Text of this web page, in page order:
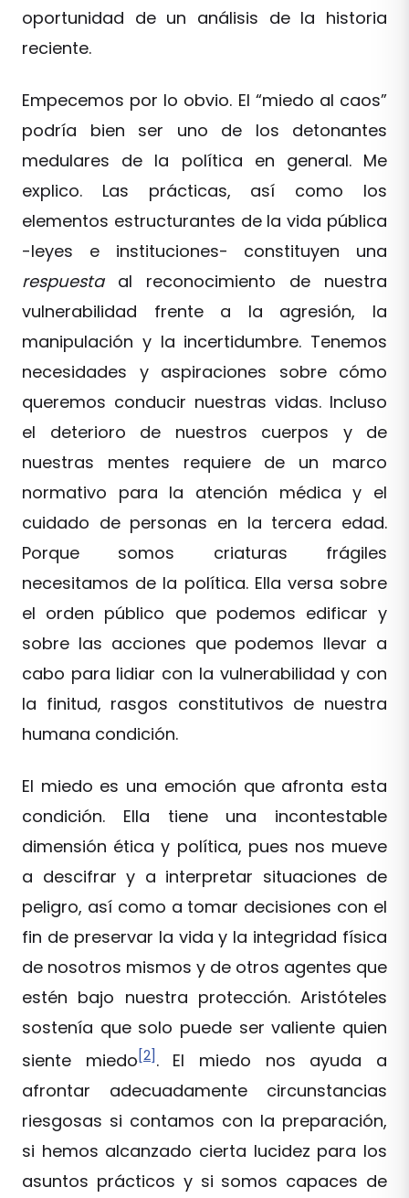
oportunidad de un análisis de la historia
reciente.
Empecemos por lo obvio. El “miedo al caos”
podría bien ser uno de los detonantes
medulares de la política en general. Me
explico. Las prácticas, así como los
elementos estructurantes de la vida pública
-leyes e instituciones- constituyen una
respuestaal reconocimiento de nuestra
vulnerabilidad frente a la agresión, la
manipulación y la incertidumbre. Tenemos
necesidades y aspiraciones sobre cómo
queremos conducir nuestras vidas. Incluso
el deterioro de nuestros cuerpos y de
nuestras mentes requiere de un marco
normativo para la atención médica y el
cuidado de personas en la tercera edad.
Porque somos criaturas frágiles
necesitamos de la política. Ella versa sobre
el orden público que podemos edificar y
sobre las acciones que podemos llevar a
cabo para lidiar con la vulnerabilidad y con
la finitud, rasgos constitutivos de nuestra
humana condición.
El miedo es una emoción que afronta esta
condición. Ella tiene una incontestable
dimensión ética y política, pues nos mueve
a descifrar y a interpretar situaciones de
peligro, así como a tomar decisiones con el
fin de preservar la vida y la integridad física
de nosotros mismos y de otros agentes que
estén bajo nuestra protección. Aristóteles
sostenía que solo puede ser valiente quien
siente miedo[2]. El miedo nos ayuda a
afrontar adecuadamente circunstancias
riesgosas si contamos con la preparación,
si hemos alcanzado cierta lucidez para los
asuntos prácticos y si somos capaces de